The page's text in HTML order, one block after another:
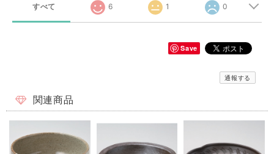
すべて 6 1 0
Save
通報する
関連商品